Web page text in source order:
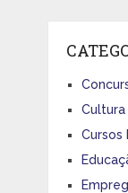
Cursos